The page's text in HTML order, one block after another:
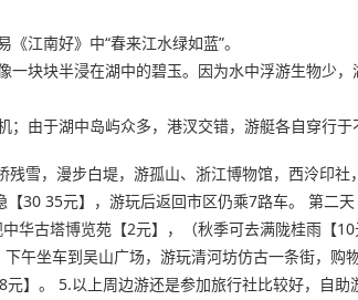
江南好》中“春来江水绿如蓝”。
块块半浸在湖中的碧玉。因为水中浮游生物少
由于湖中岛屿众多，港汊交错，游艇各自穿行
雪，漫步白堤，游孤山、浙江博物馆，西泠印
30 35元】，游玩后返回市区仍乘7路车。 第二
华古塔博览苑【2元】，（秋季可去满陇桂雨【
午坐车到吴山广场，游玩清河坊仿古一条街，
】。 5.以上周边游还是参加旅行社比较好，自